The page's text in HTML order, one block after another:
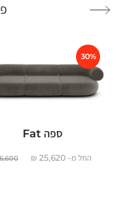
ספה Fat
30%
החל מ-25,620
₪